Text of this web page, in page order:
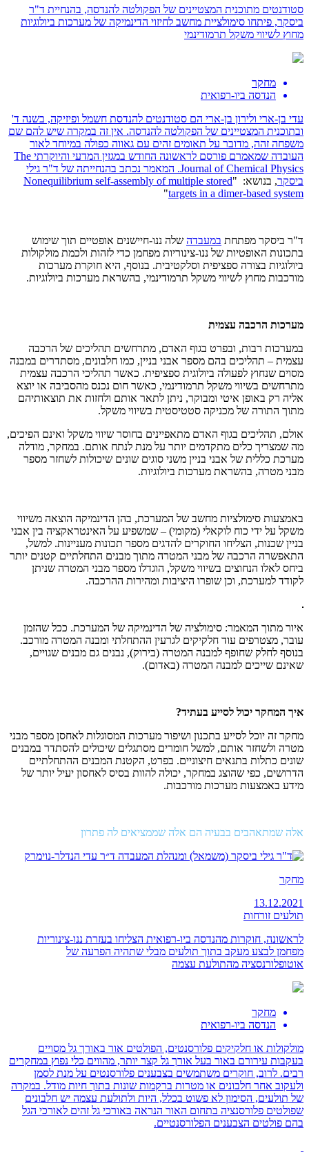
סטודנטים מתוכנית המצטיינים של הפקולטה להנדסה, בהנחיית ד"ר
ביסקר, פיתחו סימולציית מחשב לחיזוי הדינמיקה של מערכות ביולוגיות
מחוץ לשיווי משקל תרמודינמי
מחקר
הנדסה ביו-רפואית
עדי בן-ארי ולירון בן-ארי הם סטודנטים להנדסת חשמל ופיזיקה, בשנה ד'
ובתוכנית המצטיינים של הפקולטה להנדסה. אין זה במקרה שיש להם שם
משפחה זהה, מדובר על תאומים זהים עם גאווה כפולה במיוחד לאור
העובדה שמאמרם פורסם לראשונה החודש במגזין המדעי והיוקרתי The
Journal of Chemical Physics. המאמר נכתב בהנחייתה של
ד"ר גילי
ביסקר, בנושא: "Nonequilibrium self-assembly of multiple stored
targets in a dimer-based system
"
ד"ר ביסקר מפתחת במעבדה שלה ננו-חיישנים אופטיים תוך שימוש
בתכונות האופטיות של ננו-צינוריות מפחמן כדי לזהות ולכמת מולקולות
ביולוגיות בצורה ספציפית וסלקטיבית. בנוסף, היא חוקרת מערכות
מורכבות מחוץ לשיווי משקל תרמודינמי, בהשראת מערכות ביולוגיות.
מערכות הרכבה עצמית
במערכות רבות, ובפרט בגוף האדם, מתרחשים תהליכים של הרכבה
עצמית – תהליכים בהם מספר אבני בניין, כמו חלבונים, מסתדרים במבנה
מסוים שנחוץ לפעולה ביולוגית ספציפית. כאשר תהליכי הרכבה עצמית
מתרחשים בשיווי משקל תרמודינמי, כאשר חום נכנס מהסביבה או יוצא
אליה רק באופן איטי ומבוקר, ניתן לתאר אותם ולחזות את תוצאותיהם
מתוך התורה של מכניקה סטטיסטית בשיווי משקל.
אולם, תהליכים בגוף האדם מתאפיינים בחוסר שיווי משקל ואינם הפיכים,
מה שמצריך כלים מתקדמים יותר על מנת לנתח אותם. במחקר, מודלה
מערכת כללית של אבני בניין משני סוגים שונים שיכולות לשחזר מספר
מבני מטרה, בהשראת מערכות ביולוגיות.
באמצעות סימולציות מחשב של המערכת, בהן הדינמיקה הוצאה משיווי
משקל על ידי כוח לוקאלי (מקומי) – שמשפיע על האינטראקציה בין אבני
בניין שכנות, הצליחו החוקרים להדגים מספר תכונות מעניינות. למשל,
התאפשרה הרכבה של מבני המטרה מתוך מבנים התחלתיים קטנים יותר
ביחס לאלו הנחוצים בשיווי משקל, הוגדלו מספר מבני המטרה שניתן
לקודד למערכת, וכן שופרו היציבות ומהירות ההרכבה.
איור מתוך המאמר: סימולציה של הדינמיקה של המערכת. ככל שהזמן
עובר, מצטרפים עוד חלקיקים לגרעין ההתחלתי ומבנה המטרה מורכב.
בנוסף לחלק שחופף למבנה המטרה (בירוק), נבנים גם מבנים שגויים,
שאינם שייכים למבנה המטרה (באדום).
איך המחקר יכול לסייע בעתיד?
מחקר זה יוכל לסייע בתכנון ושיפור מערכות המסוגלות לאחסן מספר מבני
מטרה ולשחזר אותם, למשל חומרים מסתגלים שיכולים להסתדר במבנים
שונים כתלות בתנאים חיצוניים. בפרט, הקטנת המבנים ההתחלתיים
הדרושים, כפי שהוצג במחקר, יכולה להוות בסיס לאחסון יעיל יותר של
מידע באמצעות מערכות מורכבות.
אלה שמתאהבים בבעיה הם אלה שממציאים לה פתרון
מחקר
13.12.2021
תולעים זורחות
לראשונה, חוקרות מהנדסה ביו-רפואית הצליחו בעזרת ננו-צינוריות
מפחמן לבצע מעקב בתוך תולעים מבלי שתהיה הפרעה של
אוטופלורנסציה מהתולעת עצמה
מחקר
הנדסה ביו-רפואית
מולקולות או חלקיקים פלורסנטים, הפולטים אור באורך גל מסויים
בעקבות עירורם באור בעל אורך גל קצר יותר, מהווים כלי נפוץ במחקרים
רבים. לרוב, חוקרים משתמשים בצבענים פלורסנטים על מנת לסמן
ולעקוב אחר חלבונים או מטרות ברקמות שונות בתוך חיות מודל. במקרה
של תולעים, הסימון לא פשוט בכלל, היות ולתולעת עצמה יש חלבונים
שפולטים פלורסנציה בתחום האור הנראה באורכי גל זהים לאורכי הגל
בהם פולטים הצבענים הפלורסנטיים.